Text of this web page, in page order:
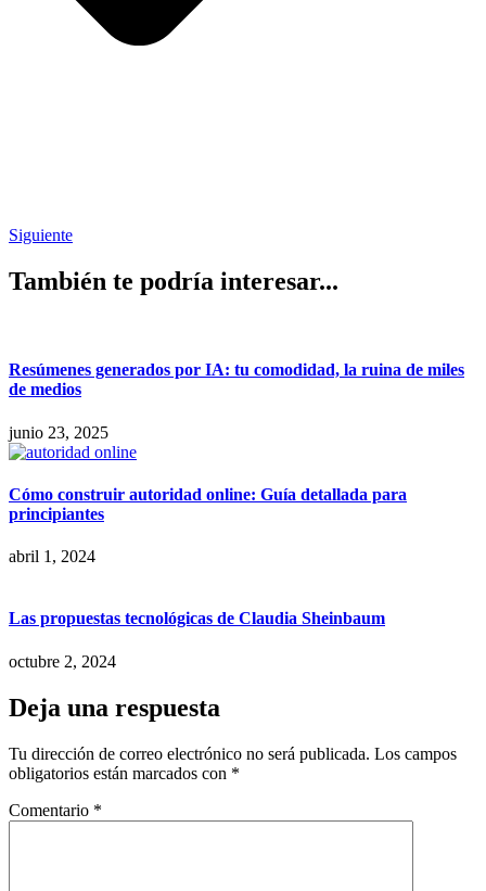
Siguiente
También te podría interesar...
Resúmenes generados por IA: tu comodidad, la ruina de miles
de medios
junio 23, 2025
Cómo construir autoridad online: Guía detallada para
principiantes
abril 1, 2024
Las propuestas tecnológicas de Claudia Sheinbaum
octubre 2, 2024
Deja una respuesta
Tu dirección de correo electrónico no será publicada. Los campos
obligatorios están marcados con *
Comentario *